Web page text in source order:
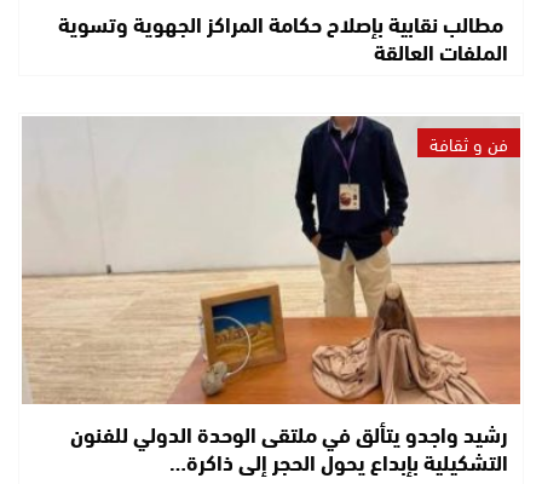
مطالب نقابية بإصلاح حكامة المراكز الجهوية وتسوية
الملفات العالقة
فن و ثقافة
رشيد واجدو يتألق في ملتقى الوحدة الدولي للفنون
التشكيلية بإبداع يحول الحجر إلى ذاكرة…